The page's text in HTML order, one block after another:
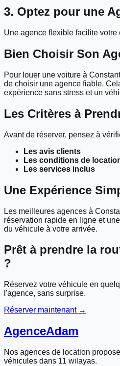
3. Optez pour une
Une agence flexible facilite votre
Bien Choisir Son
Pour louer une voiture à
de choisir une agence fiable.
expérience sans stress et un
Les Critères à
Avant de réserver, pensez à
Les avis clients
Les conditions de
Les services inclus
Une Expérience
Les meilleures agences à
réservation rapide en ligne et
du véhicule à votre arrivée.
Prêt à prendre la
?
Réservez votre véhicule en
l'agence, sans surprise.
Réserver maintenant →
AgenceAdam
Nos agences de location
véhicules dans 11 wilayas.